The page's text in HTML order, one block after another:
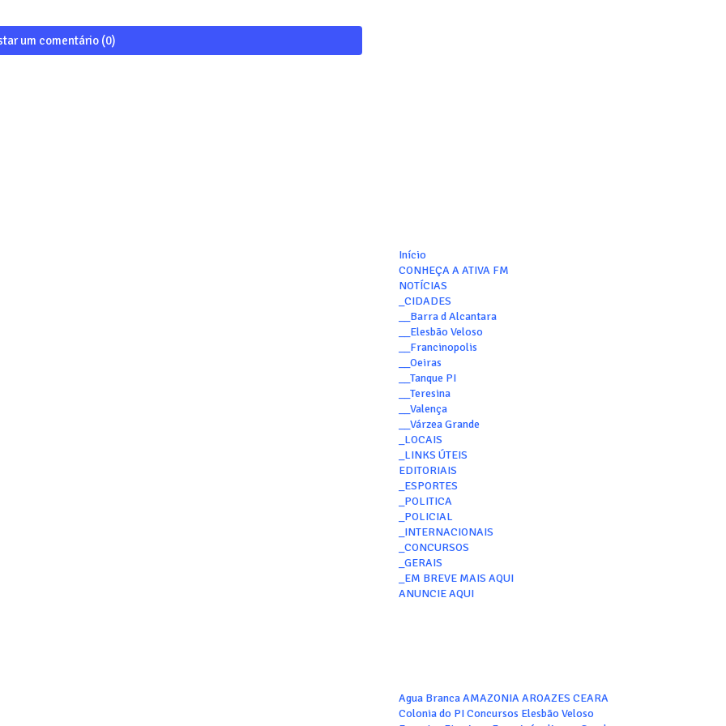
um comentário (0)
Início
CONHEÇA A ATIVA FM
NOTÍCIAS
_CIDADES
__Barra d Alcantara
__Elesbão Veloso
__Francinopolis
__Oeiras
__Tanque PI
__Teresina
__Valença
__Várzea Grande
_LOCAIS
_LINKS ÚTEIS
EDITORIAIS
_ESPORTES
_POLITICA
_POLICIAL
_INTERNACIONAIS
_CONCURSOS
_GERAIS
_EM BREVE MAIS AQUI
ANUNCIE AQUI
Agua Branca AMAZONIA AROAZES CEARA
Colonia do PI Concursos Elesbão Veloso